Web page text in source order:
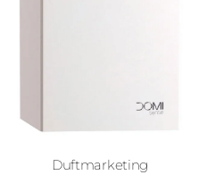
Duftmarketing